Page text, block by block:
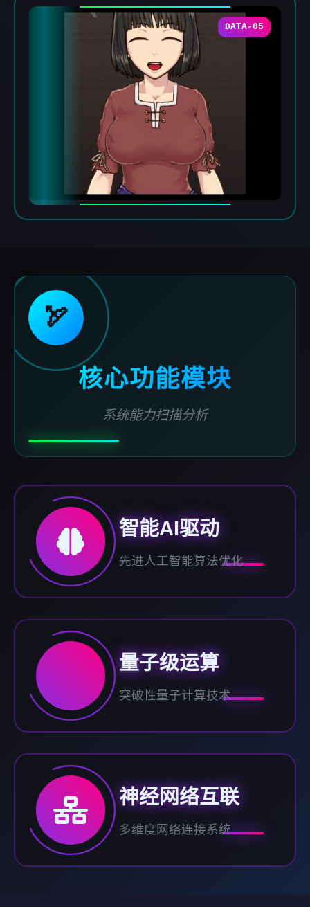
DATA-05
🏹
核心功能模块
系统能力扫描分析
智能AI驱动
先进人工智能算法优化
量子级运算
突破性量子计算技术
神经网络互联
多维度网络连接系统